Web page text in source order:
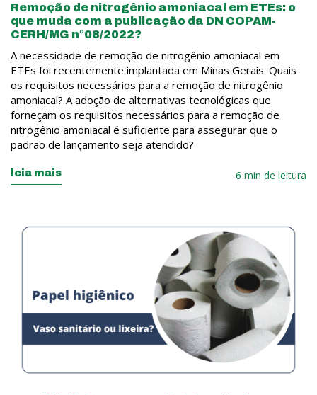
Remoção de nitrogênio amoniacal em ETEs: o
que muda com a publicação da DN COPAM-
CERH/MG n°08/2022?
A necessidade de remoção de nitrogênio amoniacal em
ETEs foi recentemente implantada em Minas Gerais. Quais
os requisitos necessários para a remoção de nitrogênio
amoniacal? A adoção de alternativas tecnológicas que
forneçam os requisitos necessários para a remoção de
nitrogênio amoniacal é suficiente para assegurar que o
padrão de lançamento seja atendido?
leia mais 6 min de leitura